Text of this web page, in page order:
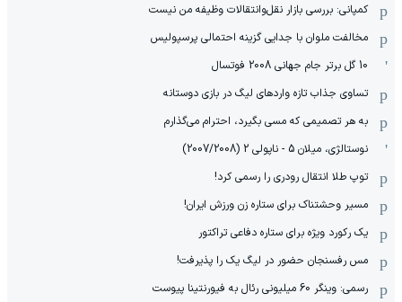
کمپانی: بررسی بازار نقل‌وانتقالات وظیفه من نیست
مخالفت ملوان با جدایی گزینه احتمالی پرسپولیس
10 گل برتر جام جهانی 2008 فوتسال
تساوی جذاب تازه واردهای لیگ در بازی دوستانه
به هر تصمیمی که مسی بگیرد، احترام می‌گذارم
نوستالژی، میلان 5 - ناپولی 2 (2007/2008)
توپ طلا انتقال رودری را رسمی کرد!
مسیر وحشتناک برای ستاره زن ورزش ایران!
یک رکورد ویژه برای ستاره دفاعی تراکتور
مس رفسنجان حضور در لیگ یک را پذیرفت!
رسمی: وینگر 60 میلیونی رئال به فیورنتینا پیوست